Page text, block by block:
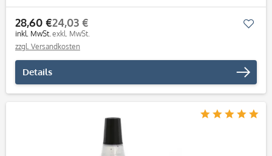
28,60 €
inkl. MwSt.
24,03 €
exkl. MwSt.
zzgl. Versandkosten
Details